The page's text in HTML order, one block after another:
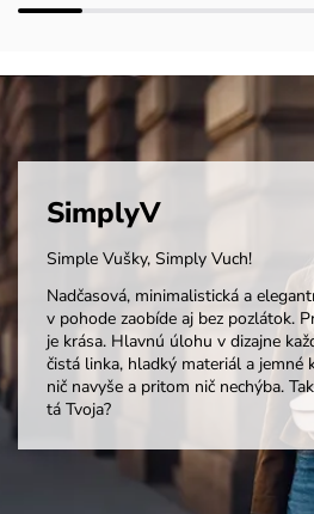
SimplyV
Simple Vušky, Simply Vuch!
Nadčasová, minimalistická a
v pohode zaobíde aj bez pozlátok.
je krása. Hlavnú úlohu v dizajne
čistá linka, hladký materiál a jemné
nič navyše a pritom nič nechýba.
tá Tvoja?